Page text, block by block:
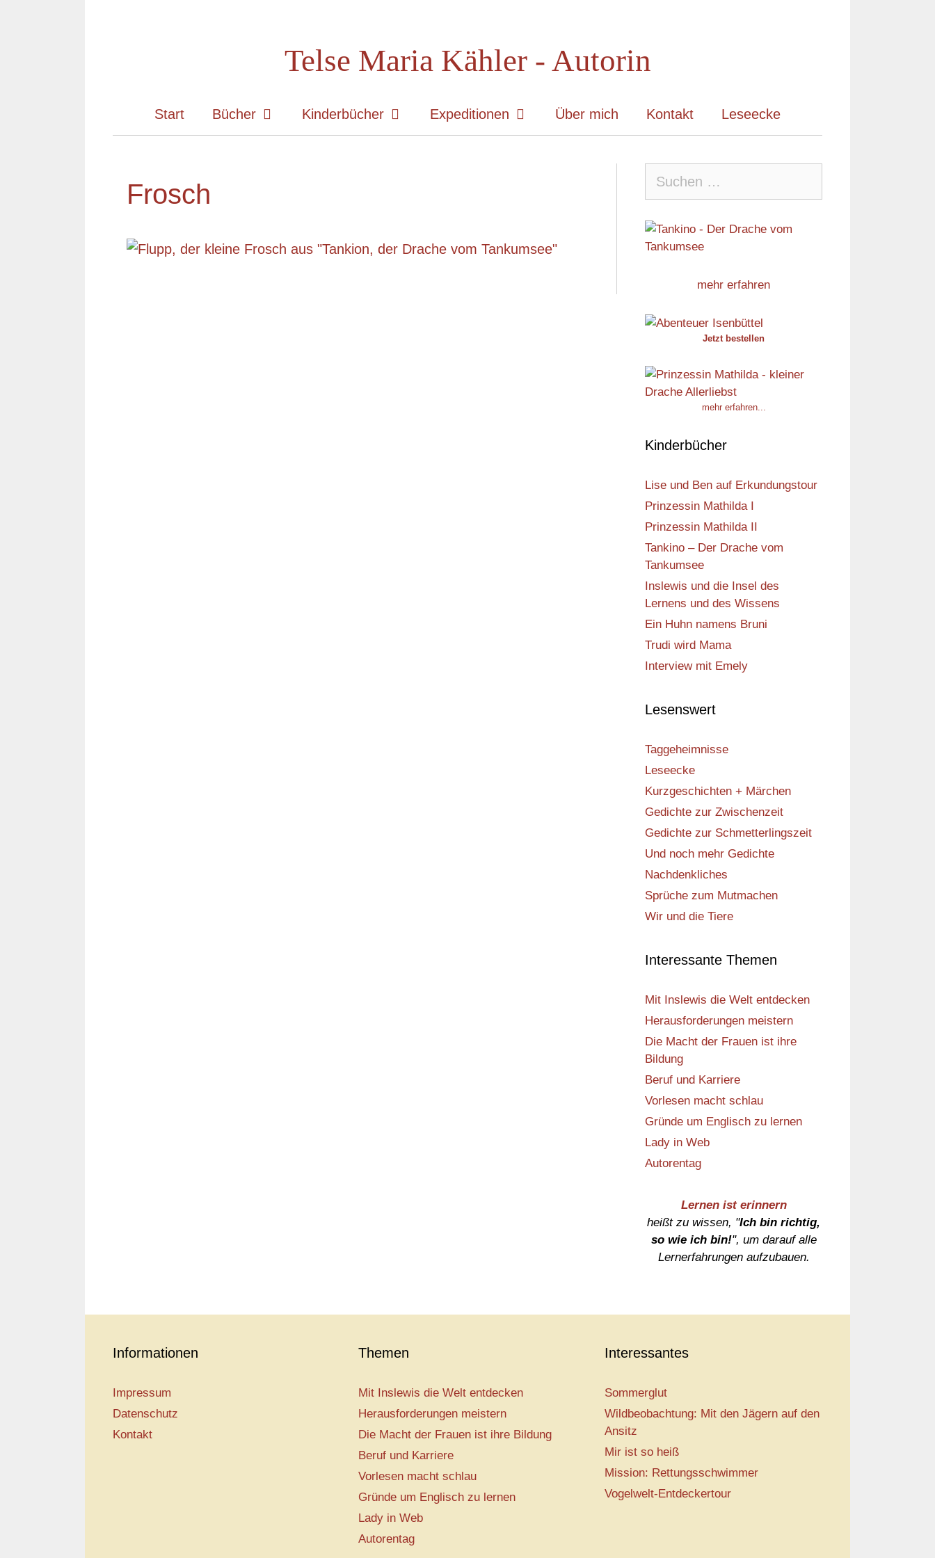
Telse Maria Kähler - Autorin
Start Bücher Kinderbücher Expeditionen Über mich Kontakt Leseecke
Frosch
nach:
mehr erfahren
Jetzt bestellen
mehr erfahren...
Kinderbücher
Lise und Ben auf Erkundungstour
Prinzessin Mathilda I
Prinzessin Mathilda II
Tankino – Der Drache vom
Tankumsee
Inslewis und die Insel des
Lernens und des Wissens
Ein Huhn namens Bruni
Trudi wird Mama
Interview mit Emely
Lesenswert
Taggeheimnisse
Leseecke
Kurzgeschichten + Märchen
Gedichte zur Zwischenzeit
Gedichte zur Schmetterlingszeit
Und noch mehr Gedichte
Nachdenkliches
Sprüche zum Mutmachen
Wir und die Tiere
Interessante Themen
Mit Inslewis die Welt entdecken
Herausforderungen meistern
Die Macht der Frauen ist ihre
Bildung
Beruf und Karriere
Vorlesen macht schlau
Gründe um Englisch zu lernen
Lady in Web
Autorentag
Lernen ist erinnern
heißt zu wissen, "Ich bin richtig,
so wie ich bin!", um darauf alle
Lernerfahrungen aufzubauen.
Informationen
Impressum
Datenschutz
Kontakt
Themen
Mit Inslewis die Welt entdecken
Herausforderungen meistern
Die Macht der Frauen ist ihre Bildung
Beruf und Karriere
Vorlesen macht schlau
Gründe um Englisch zu lernen
Lady in Web
Autorentag
Interessantes
Sommerglut
Wildbeobachtung: Mit den Jägern auf den
Ansitz
Mir ist so heiß
Mission: Rettungsschwimmer
Vogelwelt-Entdeckertour